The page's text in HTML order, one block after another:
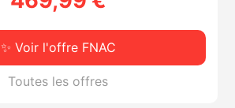
✨ Voir l'offre FNAC
Toutes les offres